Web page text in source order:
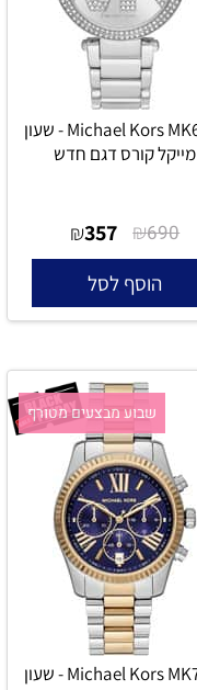
Michael Kors MK6658 - שעון
מייקל קורס דגם חדש
₪690
₪357
הוסף לסל
שבוע מבצעים מטורף
Michael Kors MK7218 - שעון